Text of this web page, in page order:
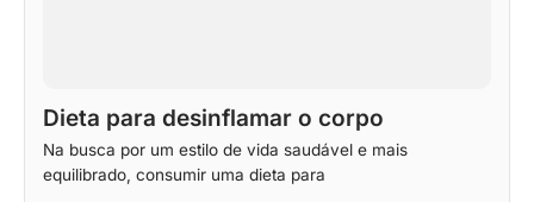
Dieta para desinflamar o corpo
Na busca por um estilo de vida saudável e mais
equilibrado, consumir uma dieta para